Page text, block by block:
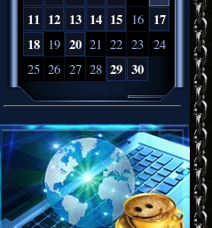
11 12 13 14 15 16
17
18
19 20 21 22 23 24
25 26 27 28 29 30